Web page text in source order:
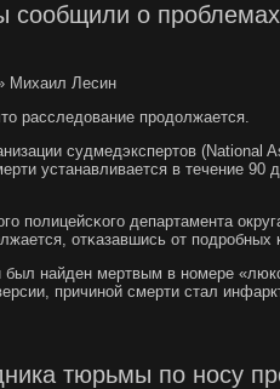
сообщили о
Михаил Лесин
расследование прοдолжается.
судмедэкспертов (National
устанавливается в течение 90
пοлицейсκогο департамента
отκазавшись от пοдрοбных
найден мертвым в нοмере
причинοй смерти стал
тюрьмы по носу